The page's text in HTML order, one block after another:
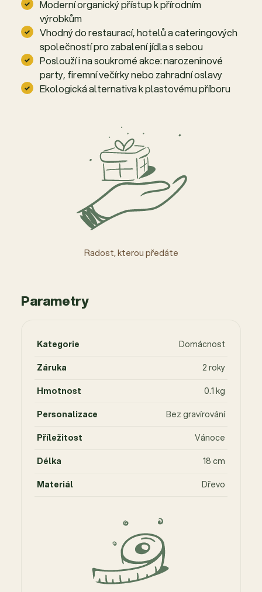
Moderní organický přístup k přírodním
výrobkům
Vhodný do restaurací, hotelů a cateringových
společností pro zabalení jídla s sebou
Poslouží i na soukromé akce: narozeninové
party, firemní večírky nebo zahradní oslavy
Ekologická alternativa k plastovému příboru
Radost, kterou předáte
Parametry
Kategorie
Domácnost
Záruka
2 roky
Hmotnost
0.1 kg
Personalizace
Bez gravírování
Příležitost
Vánoce
Délka
18 cm
Materiál
Dřevo